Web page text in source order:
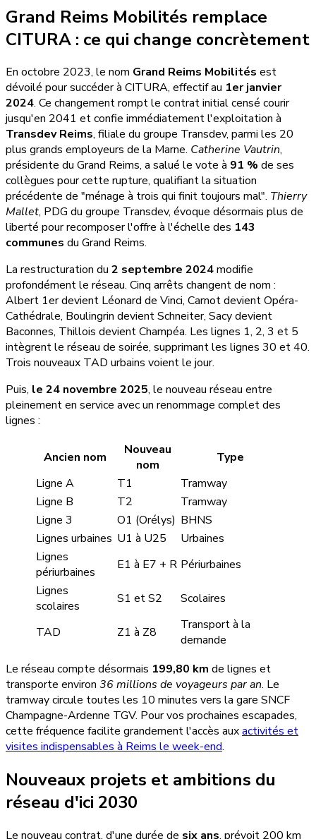
Grand Reims Mobilités remplace
CITURA : ce qui change concrètement
En octobre 2023, le nom Grand Reims Mobilités est
dévoilé pour succéder à CITURA, effectif au 1er janvier
2024. Ce changement rompt le contrat initial censé courir
jusqu'en 2041 et confie immédiatement l'exploitation à
Transdev Reims, filiale du groupe Transdev, parmi les 20
plus grands employeurs de la Marne. Catherine Vautrin,
présidente du Grand Reims, a salué le vote à 91 % de ses
collègues pour cette rupture, qualifiant la situation
précédente de "ménage à trois qui finit toujours mal". Thierry
Mallet, PDG du groupe Transdev, évoque désormais plus de
liberté pour recomposer l'offre à l'échelle des 143
communes du Grand Reims.
La restructuration du 2 septembre 2024modifie
profondément le réseau. Cinq arrêts changent de nom :
Albert 1er devient Léonard de Vinci, Carnot devient Opéra-
Cathédrale, Boulingrin devient Schneiter, Sacy devient
Baconnes, Thillois devient Champéa. Les lignes 1, 2, 3 et 5
intègrent le réseau de soirée, supprimant les lignes 30 et 40.
Trois nouveaux TAD urbains voient le jour.
Puis, le 24 novembre 2025, le nouveau réseau entre
pleinement en service avec un renommage complet des
lignes :
Ancien nom
Nouveau
nom
Type
Ligne A
T1
Tramway
Ligne B
T2
Tramway
Ligne 3
O1 (Orélys) BHNS
Lignes urbaines U1 à U25
Urbaines
Lignes
périurbaines
E1 à E7 + R Périurbaines
Lignes
scolaires
S1 et S2 Scolaires
TAD Z1 à Z8
Transport à la
demande
Le réseau compte désormais 199,80 km de lignes et
transporte environ 36 millions de voyageurs par an. Le
tramway circule toutes les 10 minutes vers la gare SNCF
Champagne-Ardenne TGV. Pour vos prochaines escapades,
cette fréquence facilite grandement l'accès auxactivités et
visites indispensables à Reims le week-end.
Nouveaux projets et ambitions du
réseau d'ici 2030
Le nouveau contrat, d'une durée de six ans, prévoit 200 km